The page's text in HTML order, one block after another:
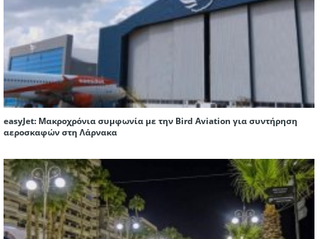
easyJet: Μακροχρόνια συμφωνία με την Bird Aviation για συντήρηση
αεροσκαφών στη Λάρνακα